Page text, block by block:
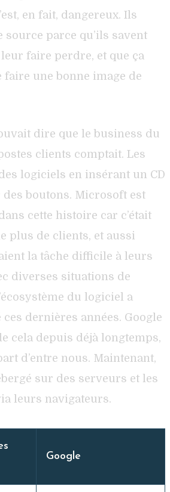
en fait, dangereux. Ils
parce qu’ils savent
faire perdre, et que ça
faire une bonne image de
dire que le business du
clients comptait. Les
logiciels en insérant un CD
boutons. Microsoft est
cette histoire car c’était
plus de clients, et aussi
la tâche difficile à leurs
diverses situations de
du logiciel a
dernières années. Google
cela depuis déjà longtemps,
d’entre nous. Maintenant,
sur des serveurs et les
leurs navigateurs.
Google